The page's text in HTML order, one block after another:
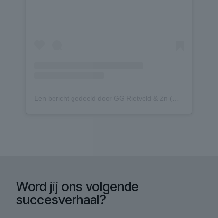
Word jij ons volgende
succesverhaal?